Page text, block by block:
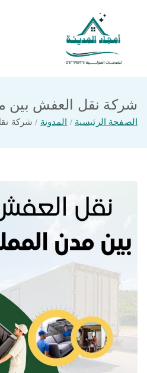
المحتوى
امجاد
شركة نقل العفش بين
الصفحة الرئيسية المدونة شركة